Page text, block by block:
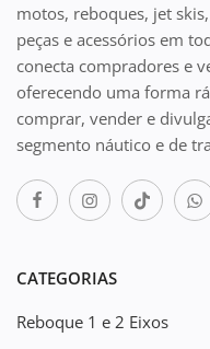
motos, reboques, jet
peças e acessórios em
conecta compradores e
oferecendo uma forma
comprar, vender e
segmento náutico e de
CATEGORIAS
Reboque 1 e 2 Eixos